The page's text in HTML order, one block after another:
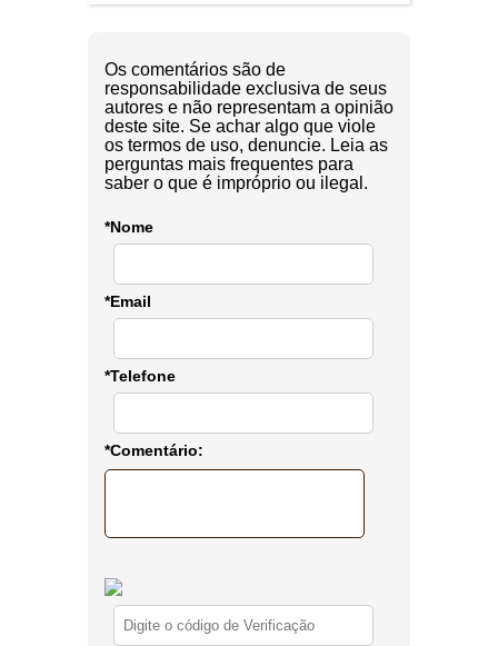
Os comentários são de
responsabilidade exclusiva de seus
autores e não representam a opinião
deste site. Se achar algo que viole
os termos de uso, denuncie. Leia as
perguntas mais frequentes para
saber o que é impróprio ou ilegal.
*Nome
*Email
*Telefone
*Comentário: